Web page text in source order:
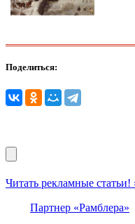
Поделиться:
Читать рекламные статьи!
Партнер «Рамблера»